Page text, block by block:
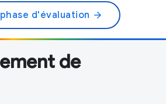
d'évaluation arrow_forward
de